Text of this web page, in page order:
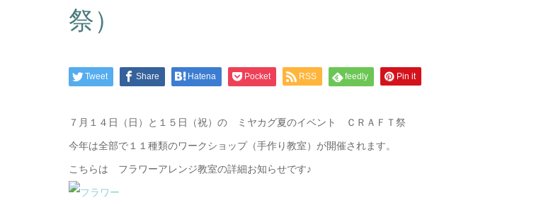
祭）
Tweet Share Hatena Pocket RSS feedly Pin it
７月１４日（日）と１５日（祝）の ミヤカグ夏のイベント ＣＲＡＦＴ祭
今年は全部で１１種類のワークショップ（手作り教室）が開催されます。
こちらは フラワーアレンジ教室の詳細お知らせです♪